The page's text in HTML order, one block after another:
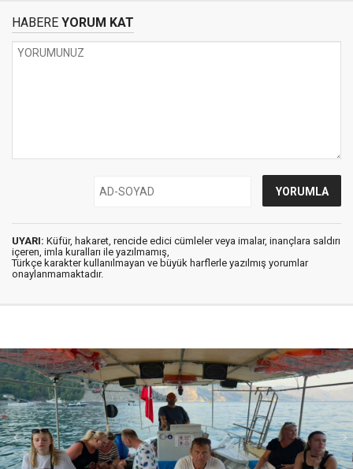
HABERE YORUM KAT
UYARI: Küfür, hakaret, rencide edici cümleler veya imalar, inançlara saldırı
içeren, imla kuralları ile yazılmamış,
Türkçe karakter kullanılmayan ve büyük harflerle yazılmış yorumlar
onaylanmamaktadır.